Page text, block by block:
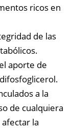
ricos en
de las
aporte de
a la
de cualquiera
la